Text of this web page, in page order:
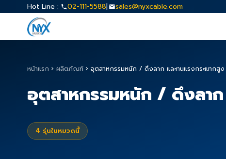
Hot Line : 02-111-5588| sales@nyxcable.com
หน้าแรก › ผลิตภัณฑ์ › อุตสาหกรรมหนัก / ดึงลาก และทนแรงกระแทกสูง
อุตสาหกรรมหนัก / ดึงลาก
4 รุ่นในหมวดนี้